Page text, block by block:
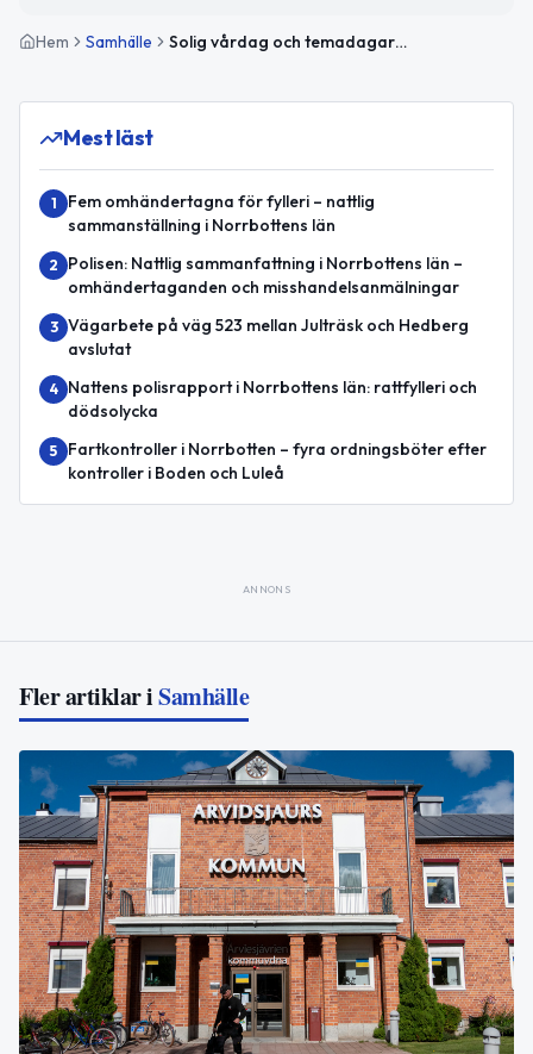
Hem Samhälle Solig vårdag och temadagar för eftertanke och engagemang
Mest läst
1
Fem omhändertagna för fylleri – nattlig
sammanställning i Norrbottens län
2
Polisen: Nattlig sammanfattning i Norrbottens län –
omhändertaganden och misshandelsanmälningar
3 Vägarbete på väg 523 mellan Julträsk och Hedberg
avslutat
4
Nattens polisrapport i Norrbottens län: rattfylleri och
dödsolycka
5
Fartkontroller i Norrbotten – fyra ordningsböter efter
kontroller i Boden och Luleå
ANNONS
Fler artiklar iSamhälle